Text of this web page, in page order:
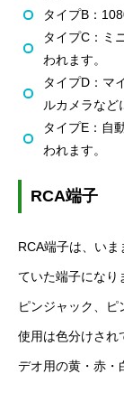
タイプB ：
タイプC ：ミ
われます。
タイプD ：マ
ルカメラなど
タイプE ：自
われます。
RCA端子
RCA端子は、いま
ていた端子になり
ピンジャック、ピ
使用は色分けされ
デオ用の黄・赤・